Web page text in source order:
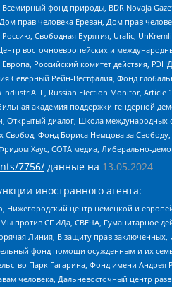
фонд природы, BDR Novaja
прав человека Ереван, Дом прав
Свободная Бурятия, Uralic,
восточноевропейских и
Российский комитет действия,
Северный Рейн-Вестфалия, Фонд
Russian Election Monitor,
академия поддержки гендерной
Открытый диалог, Школа
Фонд Бориса Немцова за
Хаус, СОТА медиа, Либерально-
7756/ данные на 13.05.2024
иностранного агента:
центр немецкой и
СПИДа, СВЕЧА, Гуманитарное
Линия, В защиту прав
фонд помощи осужденным и их
Парк Гагарина, Фонд имени
человека, Дальневосточный центр